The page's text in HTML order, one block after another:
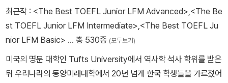
최근작 : <The Best TOEFL Junior LFM Advanced> <The Be
st TOEFL Junior LFM Intermediate> <The Best TOEFL Ju
nior LFM Basic> … 총 530종 (모두보기)
미국의 명문 대학인 Tufts University에서 역사학 석사 학위를 받은
뒤 우리나라의 동양미래대학에서 20년 넘게 한국 학생들을 가르쳤어